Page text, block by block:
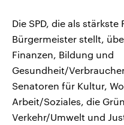
Die SPD, die als
Bürgermeister stellt,
Finanzen, Bildung und
Gesundheit/
Senatoren für Kultur,
Arbeit/Soziales, die
Verkehr/Umwelt und